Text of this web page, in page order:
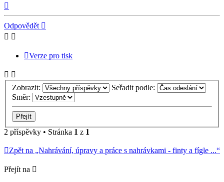
Odpovědět
Verze pro tisk
Zobrazit:
Seřadit podle:
Směr:
2 příspěvky • Stránka 1 z 1
Zpět na „Nahrávání, úpravy a práce s nahrávkami - finty a fígle ...“
Přejít na